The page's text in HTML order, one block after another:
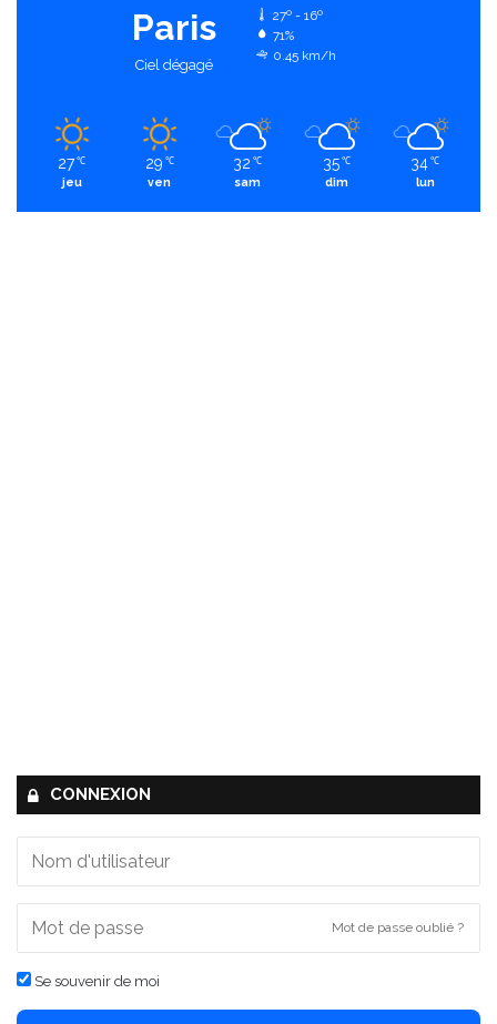
Paris
Ciel dégagé
27º - 16º
71%
0.45 km/h
27 ℃
jeu
29 ℃
ven
32 ℃
sam
35 ℃
dim
34 ℃
lun
CONNEXION
Mot de passe oublié ?
Se souvenir de moi